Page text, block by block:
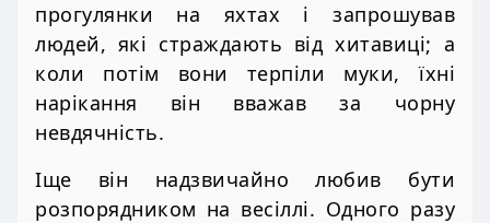
прогулянки на яхтах і запрошував
людей, які страждають від хитавиці; а
коли потім вони терпіли муки, їхні
нарікання він вважав за чорну
невдячність.
Іще він надзвичайно любив бути
розпорядником на весіллі. Одного разу